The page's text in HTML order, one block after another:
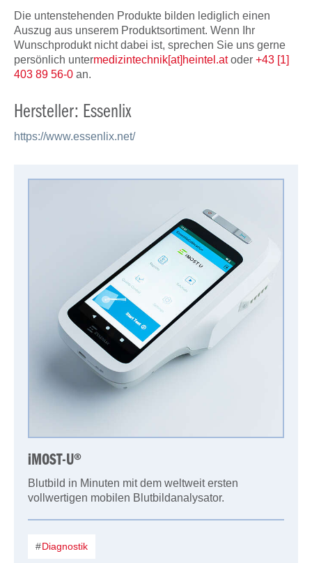
Die untenstehenden Produkte bilden lediglich einen
Auszug aus unserem Produktsortiment. Wenn Ihr
Wunschprodukt nicht dabei ist, sprechen Sie uns gerne
persönlich untermedizintechnik[at]heintel.atoder +43 [1]
403 89 56-0 an.
Hersteller: Essenlix
https://www.essenlix.net/
iMOST-U®
Blutbild in Minuten mit dem weltweit ersten
vollwertigen mobilen Blutbildanalysator.
Diagnostik